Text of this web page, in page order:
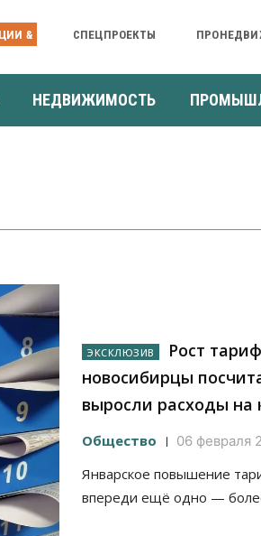
& СПЕЦПРОЕКТЫ
НЕДВИЖИМОСТЬ
Рост
новосибирцы
выросли расходы на
Общество 06 февраля
Январское повышение
впереди ещё одно —